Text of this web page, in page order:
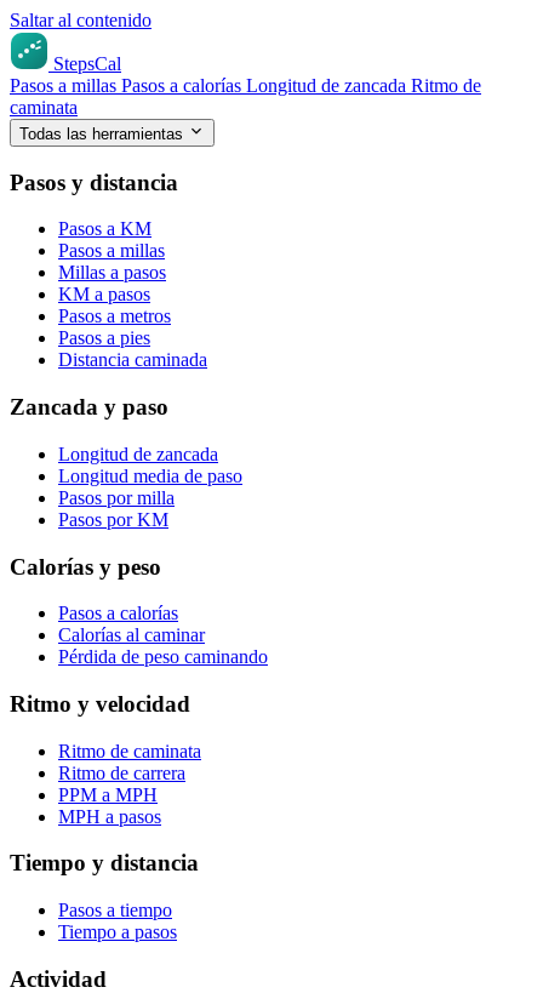
Saltar al contenido
StepsCal
Pasos a millas Pasos a calorías Longitud de zancada Ritmo de
caminata
Todas las herramientas
Pasos y distancia
Pasos a KM
Pasos a millas
Millas a pasos
KM a pasos
Pasos a metros
Pasos a pies
Distancia caminada
Zancada y paso
Longitud de zancada
Longitud media de paso
Pasos por milla
Pasos por KM
Calorías y peso
Pasos a calorías
Calorías al caminar
Pérdida de peso caminando
Ritmo y velocidad
Ritmo de caminata
Ritmo de carrera
PPM a MPH
MPH a pasos
Tiempo y distancia
Pasos a tiempo
Tiempo a pasos
Actividad